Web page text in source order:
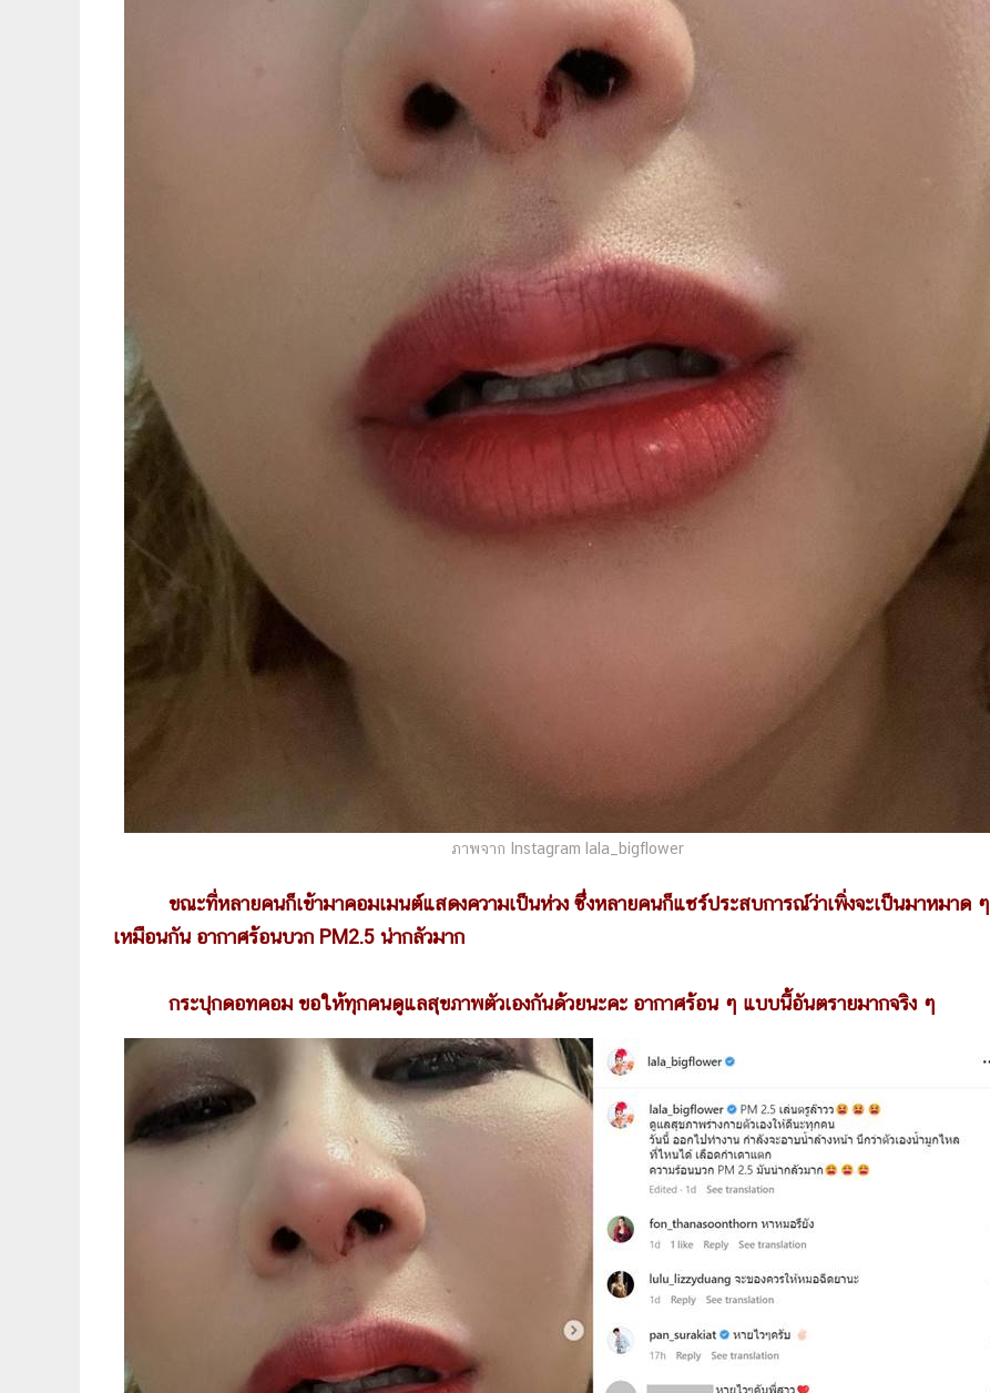
ภาพจาก Instagram lala_bigflower
ขณะที่หลายคนก็เข้ามาคอมเมนต์แสดงความเป็นห่วง ซึ่งหลายคนก็แชร์ประสบการณ์ว่าเพิ่งจะเป็นมาหมาด ๆ
เหมือนกัน อากาศร้อนบวก PM2.5 น่ากลัวมาก
กระปุกดอทคอม ขอให้ทุกคนดูแลสุขภาพตัวเองกันด้วยนะคะ อากาศร้อน ๆ แบบนี้อันตรายมากจริง ๆ